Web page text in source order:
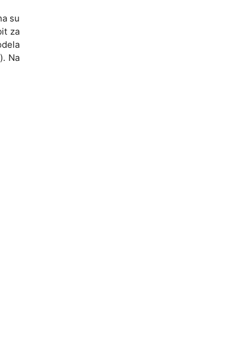
su
za
Na